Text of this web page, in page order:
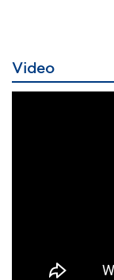
Video